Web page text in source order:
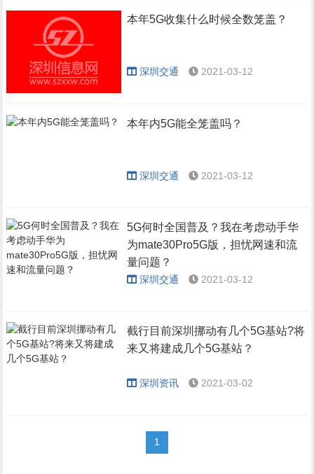
本年5G收集什么时候全数笼盖？
深圳交通 2021-03-12
本年内5G能全笼盖吗？
深圳交通 2021-03-12
5G何时全国普及？我在考虑动手华
为mate30Pro5G版，担忧网速和流
量问题？
深圳交通 2021-03-12
截行目前深圳挪动有几个5G基站?将
来又将建成几个5G基站？
深圳资讯 2021-03-02
1